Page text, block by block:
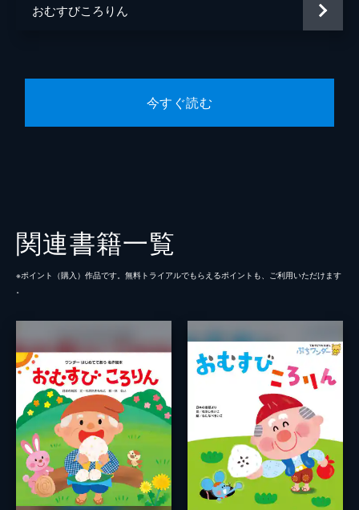
おむすびころりん
今すぐ読む
関連書籍一覧
※ポイント（購⼊）作品です。無料トライアルでもらえるポイントも、ご利⽤いただけます
。